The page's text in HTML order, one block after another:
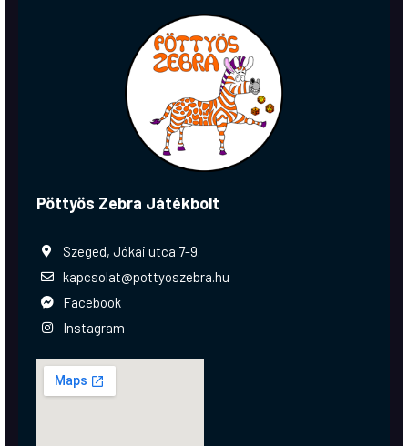
Pöttyös Zebra Játékbolt
Szeged, Jókai utca 7-9.
kapcsolat@pottyoszebra.hu
Facebook
Instagram